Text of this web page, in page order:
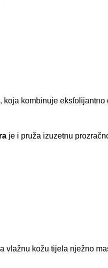
, koja kombinuje
je i pruža izuzetnu
vlažnu kožu tijela nježno